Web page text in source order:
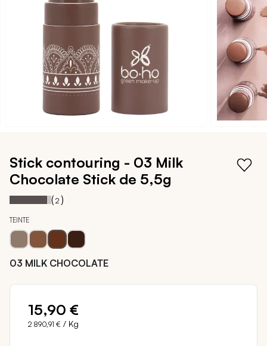
début
Galerie
d’images
Stick contouring - 03 Milk
Chocolate Stick de 5,5g
Notation: 90%
( 2 )
TEINTE
03 MILK CHOCOLATE
15,90 €
2 890,91 € / Kg